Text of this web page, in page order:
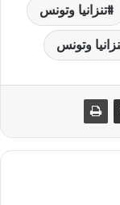
تنزانيا وتونس
وتونس